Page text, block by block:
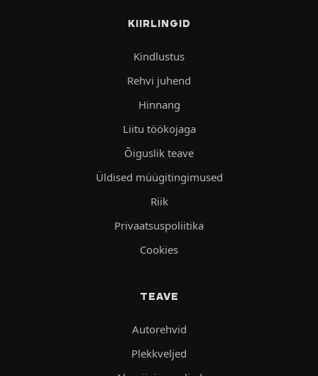
KIIRLINGID
Kindlustus
Rehvi juhend
Hinnang
Liitu töökojaga
Õiguslik teave
Üldised müügitingimused
Riik
Privaatsuspoliitika
Cookies
TEAVE
Autorehvid
Plekkveljed